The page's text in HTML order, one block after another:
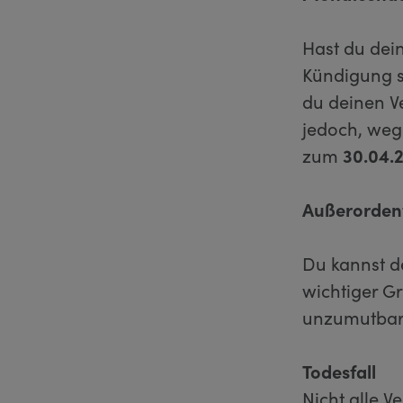
Hast du
Kündigung
du deinen
jedoch,
zum
Du kannst
wichtiger
Todesfall
Nicht alle